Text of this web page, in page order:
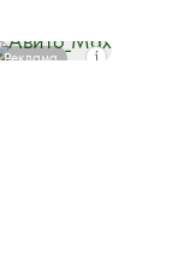
Реклама